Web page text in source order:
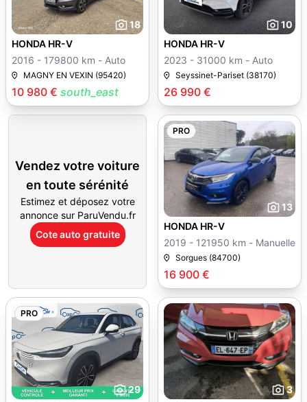
18
10 980 € south_east
HONDA HR-V
2016 - 179800 km - Auto
MAGNY EN VEXIN (95420)
10
26 990 €
HONDA HR-V
2023 - 31000 km - Auto
Seyssinet-Pariset (38170)
Vendez votre voiture
en toute sérénité
Estimez et déposez votre
annonce sur ParuVendu.fr
Cote auto gratuite
PRO
13
16 900 €
HONDA HR-V
2019 - 121950 km - Manuelle
Sorgues (84700)
PRO
29 3